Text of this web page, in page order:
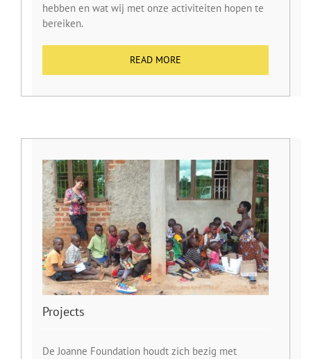
hebben en wat wij met onze activiteiten hopen te
bereiken.
READ MORE
Projects
De Joanne Foundation houdt zich bezig met